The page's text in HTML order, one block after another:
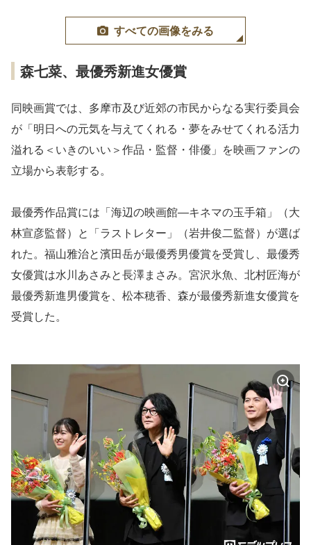
すべての画像をみる
森七菜、最優秀新進女優賞
同映画賞では、多摩市及び近郊の市民からなる実行委員会
が「明日への元気を与えてくれる・夢をみせてくれる活力
溢れる＜いきのいい＞作品・監督・俳優」を映画ファンの
立場から表彰する。
最優秀作品賞には「海辺の映画館―キネマの玉手箱」（大
林宣彦監督）と「ラストレター」（岩井俊二監督）が選ば
れた。福山雅治と濱田岳が最優秀男優賞を受賞し、最優秀
女優賞は水川あさみと長澤まさみ。宮沢氷魚、北村匠海が
最優秀新進男優賞を、松本穂香、森が最優秀新進女優賞を
受賞した。